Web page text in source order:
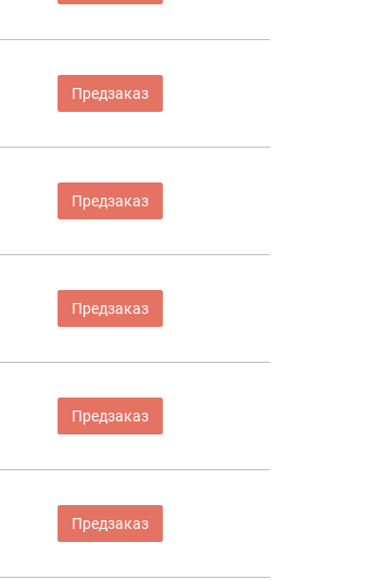
Предзаказ
Предзаказ
Предзаказ
Предзаказ
Предзаказ